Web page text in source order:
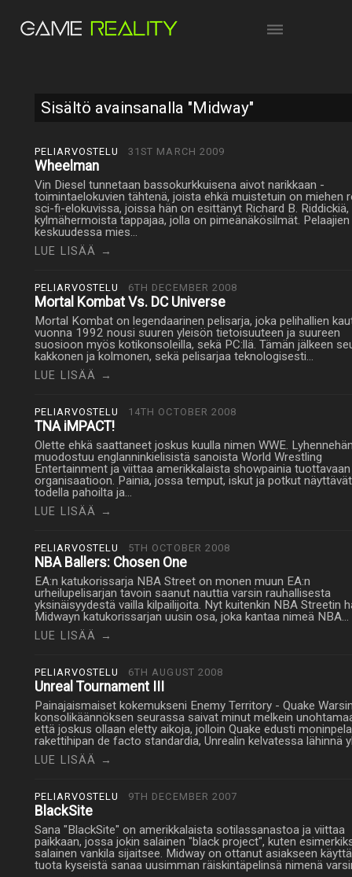
Sisältö avainsanalla "Midway"
PELIARVOSTELU 31ST MARCH 2009
Wheelman
Vin Diesel tunnetaan bassokurkkuisena aivot narikkaan -
toimintaelokuvien tähtenä, joista ehkä muistetuin on miehen
sci-fi-elokuvissa, joissa hän on esittänyt Richard B. Riddickiä,
kylmähermoista tappajaa, jolla on pimeänäkösilmät. Pelaajien
keskuudessa mies…
LUE LISÄÄ →
PELIARVOSTELU 6TH DECEMBER 2008
Mortal Kombat Vs. DC Universe
Mortal Kombat on legendaarinen pelisarja, joka pelihallien
vuonna 1992 nousi suuren yleisön tietoisuuteen ja suureen
suosioon myös kotikonsoleilla, sekä PC:llä. Tämän jälkeen
kakkonen ja kolmonen, sekä pelisarjaa teknologisesti…
LUE LISÄÄ →
PELIARVOSTELU 14TH OCTOBER 2008
TNA iMPACT!
Olette ehkä saattaneet joskus kuulla nimen WWE.
muodostuu englanninkielisistä sanoista World Wrestling
Entertainment ja viittaa amerikkalaista showpainia tuottavaan
organisaatioon. Painia, jossa temput, iskut ja potkut näyttävät
todella pahoilta ja…
LUE LISÄÄ →
PELIARVOSTELU 5TH OCTOBER 2008
NBA Ballers: Chosen One
EA:n katukorissarja NBA Street on monen muun EA:n
urheilupelisarjan tavoin saanut nauttia varsin rauhallisesta
yksinäisyydestä vailla kilpailijoita. Nyt kuitenkin NBA Streetin
Midwayn katukorissarjan uusin osa, joka kantaa nimeä NBA…
LUE LISÄÄ →
PELIARVOSTELU 6TH AUGUST 2008
Unreal Tournament III
Painajaismaiset kokemukseni Enemy Territory - Quake
konsolikäännöksen seurassa saivat minut melkein
että joskus ollaan eletty aikoja, jolloin Quake edusti
rakettihipan de facto standardia, Unrealin kelvatessa lähinnä
LUE LISÄÄ →
PELIARVOSTELU 9TH DECEMBER 2007
BlackSite
Sana "BlackSite" on amerikkalaista sotilassanastoa ja viittaa
paikkaan, jossa jokin salainen "black project", kuten
salainen vankila sijaitsee. Midway on ottanut asiakseen
tuota kyseistä sanaa uusimman räiskintäpelinsä nimenä